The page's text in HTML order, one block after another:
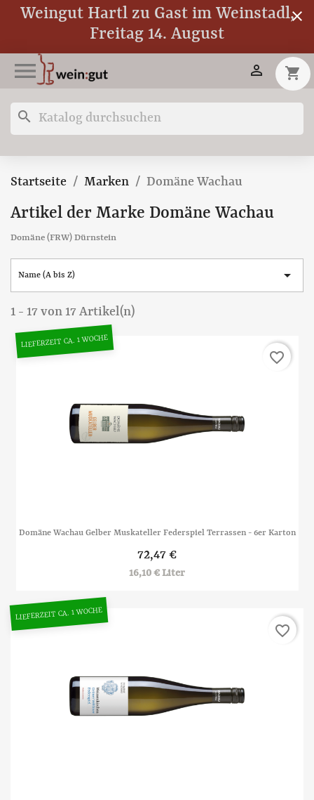
Weingut Hartl zu Gast im Weinstadl,
Freitag 14. August
close
 shopping_cart

search
Startseite Marken Domäne Wachau
Artikel der Marke Domäne Wachau
Domäne (FRW) Dürnstein
Name (A bis Z) 
1 - 17 von 17 Artikel(n)
Domäne Wachau Gelber Muskateller Federspiel Terrassen - 6er Karton
72,47 €
16,10 € Liter
LIEFERZEIT CA. 1 WOCHE
favorite_border
LIEFERZEIT CA. 1 WOCHE
favorite_border